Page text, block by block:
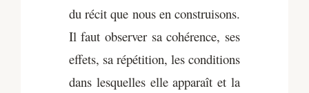
du récit que nous en construisons.
Il faut observer sa cohérence, ses
effets, sa répétition, les conditions
dans lesquelles elle apparaît et la